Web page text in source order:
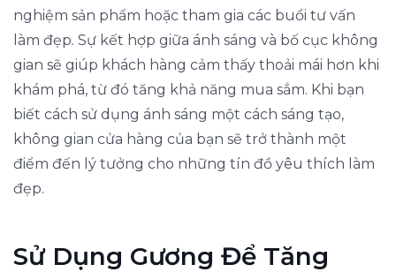
nghiệm sản phẩm hoặc tham gia các buổi tư vấn
làm đẹp. Sự kết hợp giữa ánh sáng và bố cục không
gian sẽ giúp khách hàng cảm thấy thoải mái hơn khi
khám phá, từ đó tăng khả năng mua sắm. Khi bạn
biết cách sử dụng ánh sáng một cách sáng tạo,
không gian cửa hàng của bạn sẽ trở thành một
điểm đến lý tưởng cho những tín đồ yêu thích làm
đẹp.
Sử Dụng Gương Để Tăng